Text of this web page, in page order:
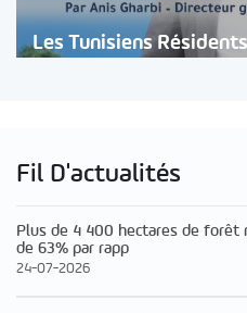
Les Tunisiens
Fil D'actualités
Plus de 4 400 hectares de forêt
de 63% par rapp
24-07-2026